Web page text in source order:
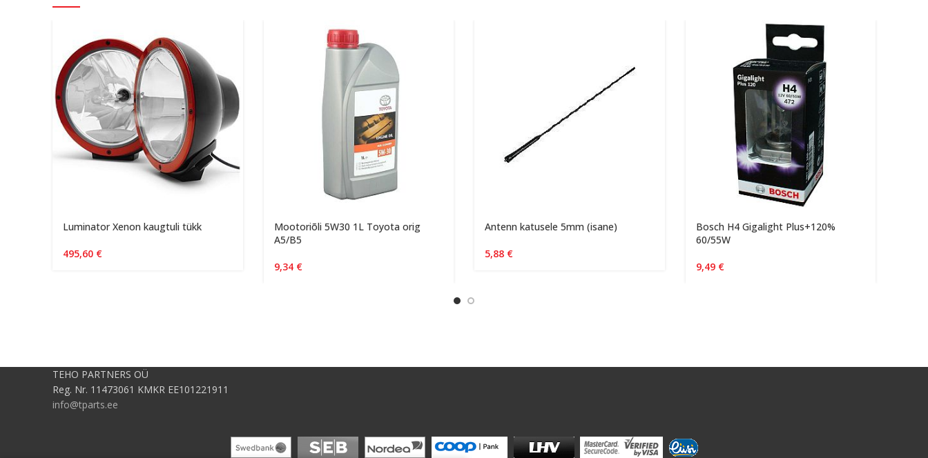
Luminator Xenon kaugtuli tükk
495,60 €
Mootoriõli 5W30 1L Toyota orig
A5/B5
9,34 €
Antenn katusele 5mm (isane)
5,88 €
Bosch H4 Gigalight Plus+120%
60/55W
9,49 €
TEHO PARTNERS OÜ
Reg. Nr. 11473061 KMKR EE101221911
info@tparts.ee